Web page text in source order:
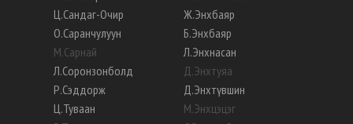
Ц.Сандаг-Очир
О.Саранчулуун
М.Сарнай
Л.Соронзонболд
Р.Сэддорж
Ц.Туваан
Ж.Энхбаяр
Б.Энхбаяр
Л.Энхнасан
Д.Энхтуяа
Д.Энхтүвшин
М.Энхцэцэг